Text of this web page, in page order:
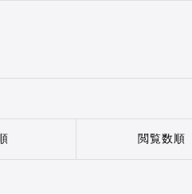
閲覧数順